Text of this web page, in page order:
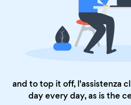
and to top it off, l'assistenza
day every day, as is the